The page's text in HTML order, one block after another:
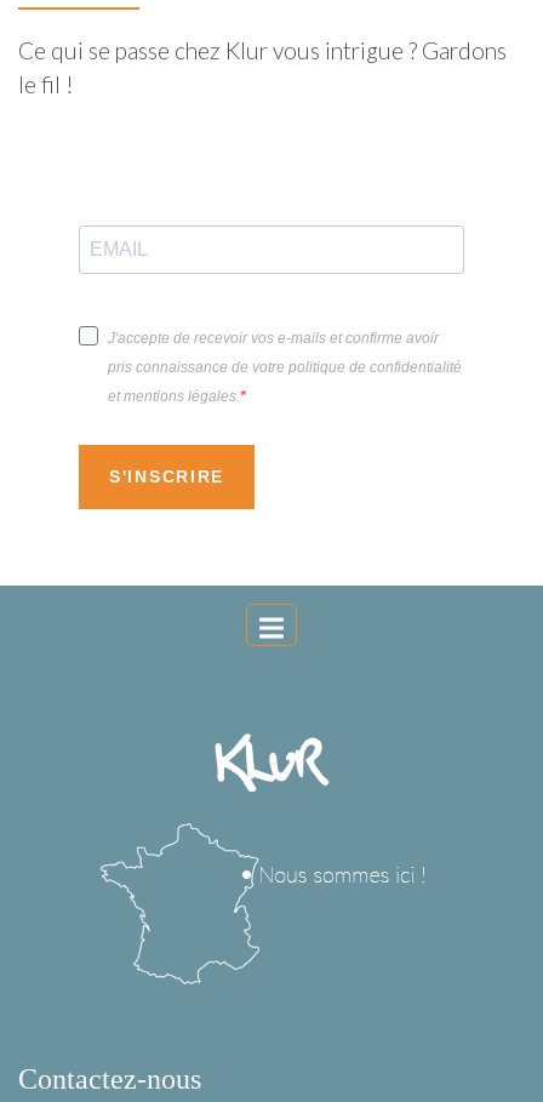
Ce qui se passe chez Klur vous intrigue ? Gardons
le fil !
J'accepte de recevoir vos e-mails et confirme avoir
pris connaissance de votre politique de confidentialité
et mentions légales.
S'INSCRIRE
Contactez-nous